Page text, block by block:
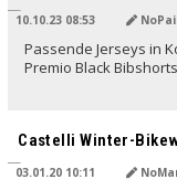
10.10.23 08:53
Passende Jerseys in
Premio Black
Castelli Winter-
03.01.20 10:11